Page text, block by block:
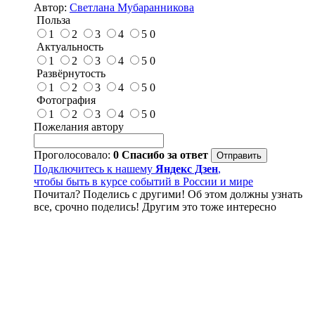
Автор: Светлана Мубаранникова
Польза
1
2 3 4 5 0
Актуальность
1
2 3 4 5 0
Развёрнутость
1
2 3 4 5 0
Фотография
1
2 3 4 5 0
Пожелания автору
Проголосовало: 0 Спасибо за ответ
Подключитесь к нашему Яндекс Дзен,
чтобы быть в курсе событий в России и мире
Почитал? Поделись с другими! Об этом должны узнать
все, срочно поделись! Другим это тоже интересно